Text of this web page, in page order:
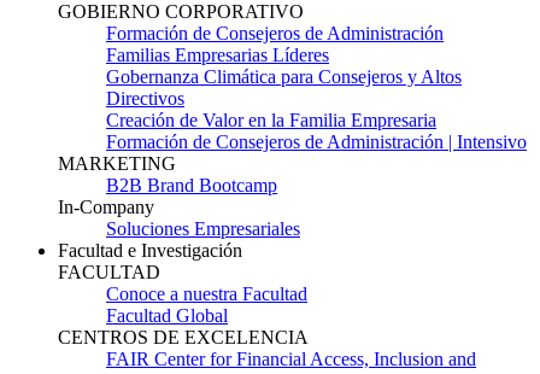
GOBIERNO CORPORATIVO
Formación de Consejeros de Administración
Familias Empresarias Líderes
Gobernanza Climática para Consejeros y Altos
Directivos
Creación de Valor en la Familia Empresaria
Formación de Consejeros de Administración | Intensivo
MARKETING
B2B Brand Bootcamp
In-Company
Soluciones Empresariales
Facultad e Investigación
FACULTAD
Conoce a nuestra Facultad
Facultad Global
CENTROS DE EXCELENCIA
FAIR Center for Financial Access, Inclusion and